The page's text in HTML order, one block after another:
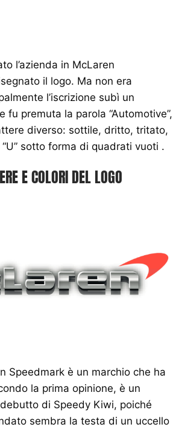
l’azienda in McLaren
il logo. Ma non era
l’iscrizione subì un
fu premuta la parola “Automotive”,
diverso: sottile, dritto, tritato,
“U” sotto forma di quadrati vuoti .
E COLORI DEL LOGO
Speedmark è un marchio che ha
la prima opinione, è un
di Speedy Kiwi, poiché
sembra la testa di un uccello